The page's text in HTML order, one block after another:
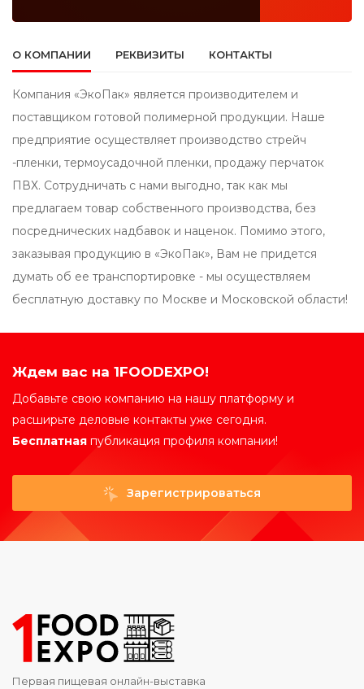
О КОМПАНИИ РЕКВИЗИТЫ КОНТАКТЫ
Компания «ЭкоПак» является производителем и
поставщиком готовой полимерной продукции. Наше
предприятие осуществляет производство стрейч
-пленки, термоусадочной пленки, продажу перчаток
ПВХ. Сотрудничать с нами выгодно, так как мы
предлагаем товар собственного производства, без
посреднических надбавок и наценок. Помимо этого,
заказывая продукцию в «ЭкоПак», Вам не придется
думать об ее транспортировке - мы осуществляем
бесплатную доставку по Москве и Московской области!
Ждем вас на 1FOODEXPO!
Добавьте свою компанию на нашу платформу и
расширьте деловые контакты уже сегодня.
Бесплатная публикация профиля компании!
Зарегистрироваться
Первая пищевая онлайн-выставка